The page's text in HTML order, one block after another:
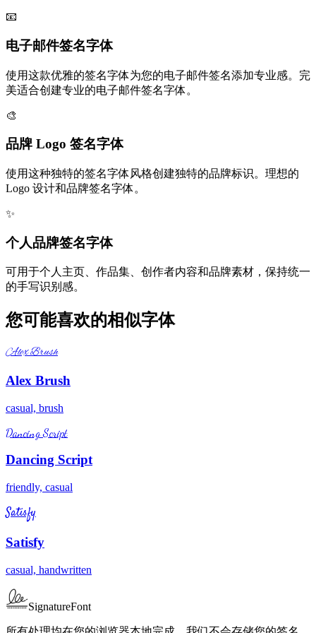
📧
电子邮件签名字体
使用这款优雅的签名字体为您的电子邮件签名添加专业感。完
美适合创建专业的电子邮件签名字体。
🎨
品牌 Logo 签名字体
使用这种独特的签名字体风格创建独特的品牌标识。理想的
Logo 设计和品牌签名字体。
✨
个人品牌签名字体
可用于个人主页、作品集、创作者内容和品牌素材，保持统一
的手写识别感。
您可能喜欢的相似字体
Alex Brush
Alex Brush
casual, brush
Dancing Script
Dancing Script
friendly, casual
Satisfy
Satisfy
casual, handwritten
SignatureFont